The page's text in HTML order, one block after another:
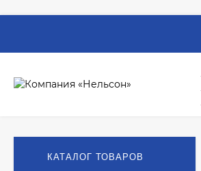
КАТАЛОГ ТОВАРОВ